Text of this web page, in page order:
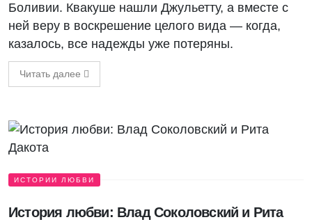
Боливии. Квакуше нашли Джульетту, а вместе с
ней веру в воскрешение целого вида — когда,
казалось, все надежды уже потеряны.
Читать далее
ИСТОРИИ ЛЮБВИ
История любви: Влад Соколовский и Рита